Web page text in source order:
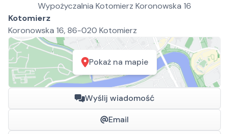
Wypożyczalnia Kotomierz Koronowska 16
Kotomierz
Koronowska 16, 86-020 Kotomierz
Pokaż na mapie
Wyślij wiadomość
Email